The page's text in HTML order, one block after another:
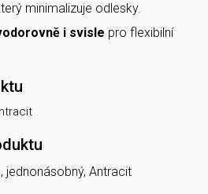
minimalizuje odlesky.
i svisle pro flexibilní
jednonásobný, Antracit